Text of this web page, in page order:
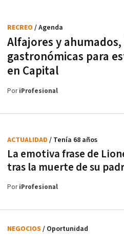
Alfajores y
gastronómicas para
en Capital
RECREO / Agenda
PoriProfesional
La emotiva frase de
tras la muerte de su
ACTUALIDAD / Tenía 68 años
PoriProfesional
NEGOCIOS / Oportunidad